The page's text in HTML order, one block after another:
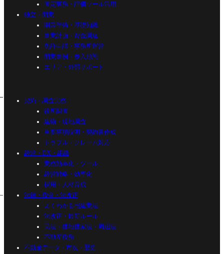
査定実務・評価ツール活用
独立・開業
開業準備・基礎知識
事業計画・資金調達
免許申請・事務所運営
開業事例・参入形態
エリア・外部サポート
契約・調査実務
役所調査
建物・現地調査
重要事項説明・契約書作成
トラブル・クレーム対応
経営・DX・組織
業務効率化・ツール
経営戦略・効率化
採用・人材育成
法律・税金・法改正
よくわかる宅建業法
法改正・最新ルール
民法・借地借家法・周辺法
不動産税務
不動産データ・市況・歴史